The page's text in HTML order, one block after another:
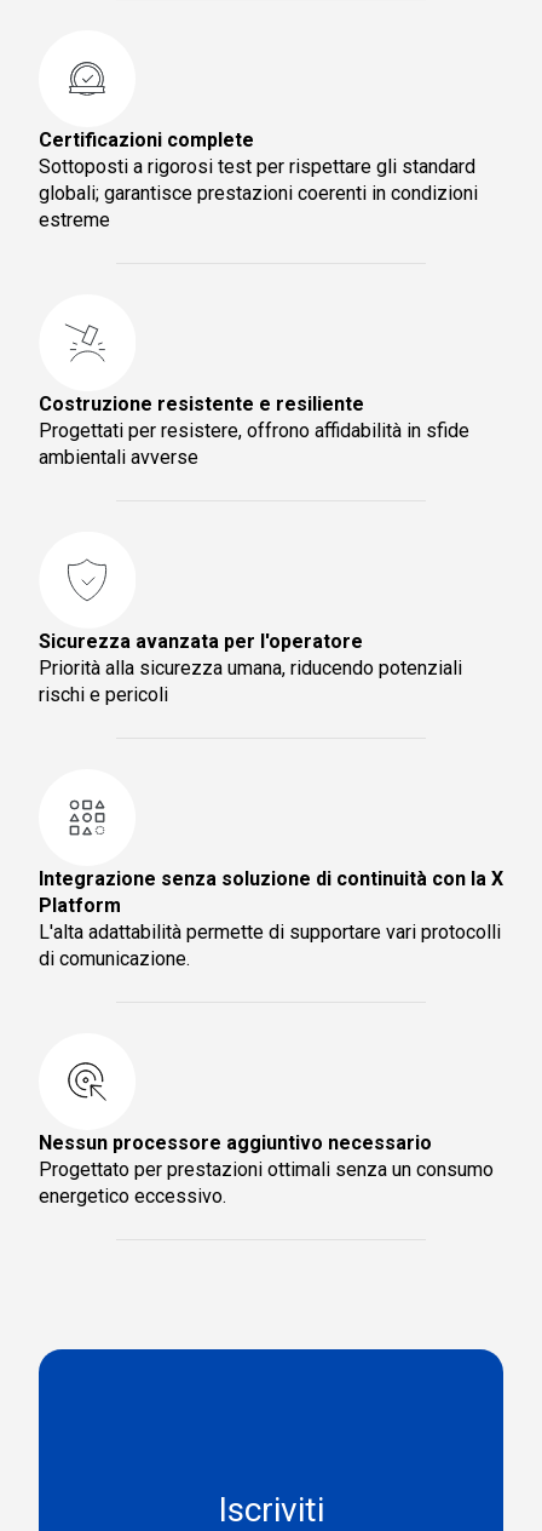
Certificazioni complete
Sottoposti a rigorosi test per rispettare gli standard
globali; garantisce prestazioni coerenti in condizioni
estreme
Costruzione resistente e resiliente
Progettati per resistere, offrono affidabilità in sfide
ambientali avverse
Sicurezza avanzata per l'operatore
Priorità alla sicurezza umana, riducendo potenziali
rischi e pericoli
Integrazione senza soluzione di continuità con la X
Platform
L'alta adattabilità permette di supportare vari protocolli
di comunicazione.
Nessun processore aggiuntivo necessario
Progettato per prestazioni ottimali senza un consumo
energetico eccessivo.
Iscriviti